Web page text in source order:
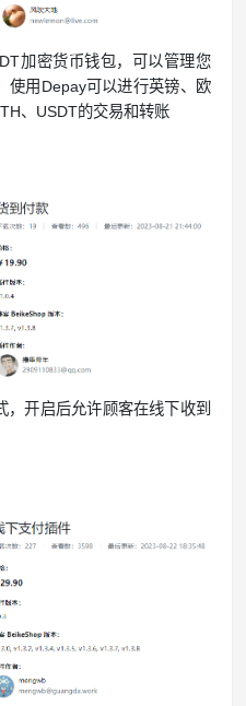
加密货币钱包，可以管理您
使用Depay可以进行英镑、欧
、USDT的交易和转账
开启后允许顾客在线下收到